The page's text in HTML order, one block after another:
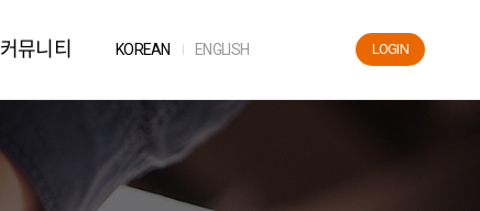
커뮤니티
공지사항
LOGIN
KOREAN ENGLISH